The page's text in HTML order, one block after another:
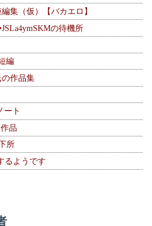
集（仮）【バカエロ】
の待機所
編
作品集
ート
品
所
るようです